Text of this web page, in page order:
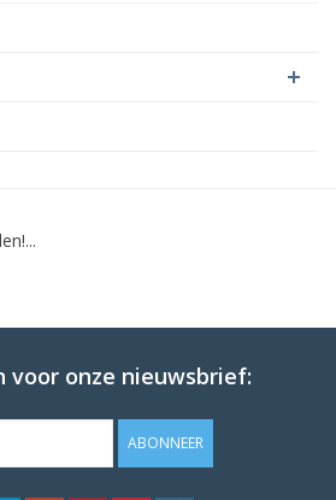
voor onze nieuwsbrief:
ABONNEER